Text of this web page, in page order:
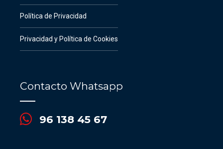
Política de Privacidad
Privacidad y Política de Cookies
Contacto Whatsapp
96 138 45 67